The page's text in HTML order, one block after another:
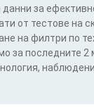
за
от тестове на
на филтри по
за последните